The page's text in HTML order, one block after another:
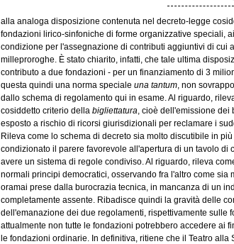
alla analoga disposizione contenuta nel decreto-legge
fondazioni lirico-sinfoniche di forme organizzative speciali,
condizione per l'assegnazione di contributi aggiuntivi di cui
milleproroghe. È stato chiarito, infatti, che tale ultima
contributo a due fondazioni - per un finanziamento di 3
questa quindi una norma speciale una tantum, non
dallo schema di regolamento qui in esame. Al riguardo,
cosiddetto criterio della bigliettatura, cioè dell'emissione dei
esposto a rischio di ricorsi giurisdizionali per reclamare i
Rileva come lo schema di decreto sia molto discutibile in
condizionato il parere favorevole all'apertura di un tavolo di
avere un sistema di regole condiviso. Al riguardo, rileva
normali principi democratici, osservando fra l'altro come
oramai prese dalla burocrazia tecnica, in mancanza di un
completamente assente. Ribadisce quindi la gravità delle
dell'emanazione dei due regolamenti, rispettivamente
attualmente non tutte le fondazioni potrebbero accedere ai
le fondazioni ordinarie. In definitiva, ritiene che il Teatro